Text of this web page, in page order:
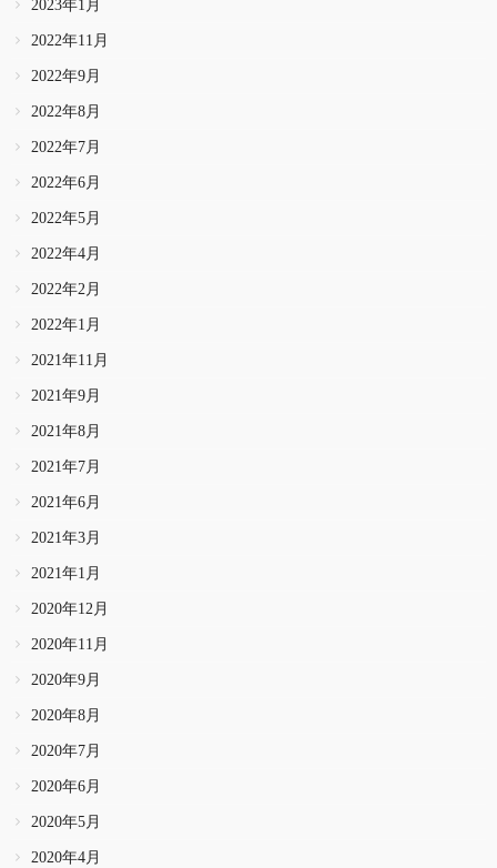
2023年1月
2022年11月
2022年9月
2022年8月
2022年7月
2022年6月
2022年5月
2022年4月
2022年2月
2022年1月
2021年11月
2021年9月
2021年8月
2021年7月
2021年6月
2021年3月
2021年1月
2020年12月
2020年11月
2020年9月
2020年8月
2020年7月
2020年6月
2020年5月
2020年4月